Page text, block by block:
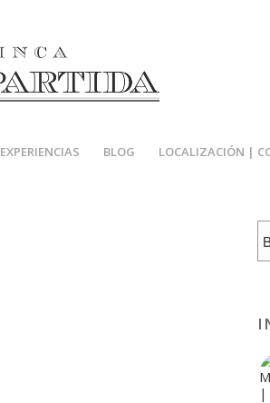
EXPERIENCIAS BLOG LOCALIZACIÓN |